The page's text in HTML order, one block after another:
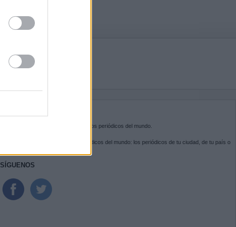
es la puerta de entrada a los periódicos del mundo.
Navega por las portadas de los periódicos del mundo: los periódicos de tu ciudad, de tu país o
SÍGUENOS